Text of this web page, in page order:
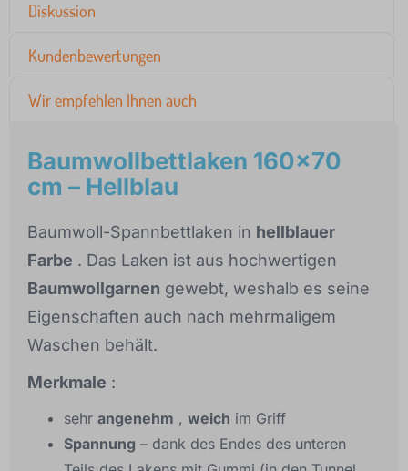
Diskussion
Kundenbewertungen
Wir empfehlen Ihnen auch
Baumwollbettlaken 160x70
cm – Hellblau
Baumwoll-Spannbettlaken in hellblauer
Farbe . Das Laken ist aus hochwertigen
Baumwollgarnen gewebt, weshalb es seine
Eigenschaften auch nach mehrmaligem
Waschen behält.
Merkmale :
sehr angenehm , weich im Griff
Spannung – dank des Endes des unteren